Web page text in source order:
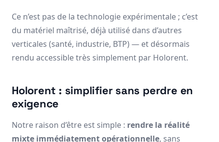
Ce n’est pas de la technologie expérimentale ; c’est
du matériel maîtrisé, déjà utilisé dans d’autres
verticales (santé, industrie, BTP) — et désormais
rendu accessible très simplement par Holorent.
Holorent : simplifier sans perdre en
exigence
Notre raison d’être est simple : rendre la réalité
mixte immédiatement opérationnelle, sans